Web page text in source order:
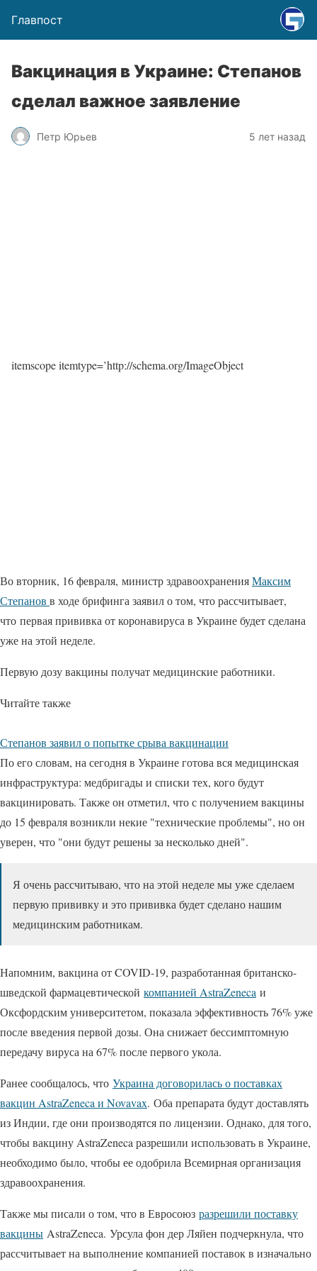
Главпост
Вакцинация в Украине: Степанов
сделал важное заявление
Петр Юрьев 5 лет назад
itemscope itemtype=’http://schema.org/ImageObject
Во вторник, 16 февраля, министр здравоохраненияМаксим
Степанов в ходе брифинга заявил о том, что рассчитывает,
что первая прививка от коронавируса в Украине будет сделана
уже на этой неделе.
Первую дозу вакцины получат медицинские работники.
Читайте также
Степанов заявил о попытке срыва вакцинации
По его словам, на сегодня в Украине готова вся медицинская
инфраструктура: медбригады и списки тех, кого будут
вакцинировать. Также он отметил, что с получением вакцины
до 15 февраля возникли некие "технические проблемы", но он
уверен, что "они будут решены за несколько дней".
Я очень рассчитываю, что на этой неделе мы уже сделаем
первую прививку и это прививка будет сделано нашим
медицинским работникам.
Напомним, вакцина от COVID-19, разработанная британско-
шведской фармацевтической компанией AstraZeneca и
Оксфордским университетом, показала эффективность 76% уже
после введения первой дозы. Она снижает бессимптомную
передачу вируса на 67% после первого укола.
Ранее сообщалось, что Украина договорилась о поставках
вакцин AstraZeneca и Novavax. Оба препарата будут доставлять
из Индии, где они производятся по лицензии. Однако, для того,
чтобы вакцину AstraZeneca разрешили использовать в Украине,
необходимо было, чтобы ее одобрила Всемирная организация
здравоохранения.
Также мы писали о том, что в Евросоюз разрешили поставку
вакцины AstraZeneca. Урсула фон дер Ляйен подчеркнула, что
рассчитывает на выполнение компанией поставок в изначально